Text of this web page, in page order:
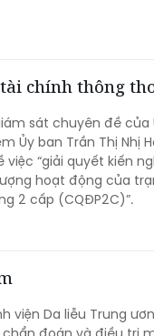
chính thông
sát chuyên đề
Ủy ban Trần Thị
việc “giải quyết kiến
hoạt động của
2 cấp (CQĐP2C)”.
viện Da liễu Trung